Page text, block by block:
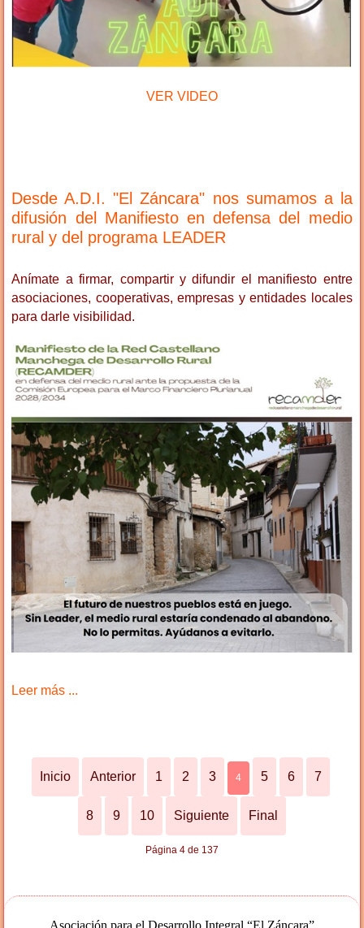
VER VIDEO
Desde A.D.I. "El Záncara" nos sumamos a la
difusión del Manifiesto en defensa del medio
rural y del programa LEADER
Anímate a firmar, compartir y difundir el manifiesto entre
asociaciones, cooperativas, empresas y entidades locales
para darle visibilidad.
Leer más ...
Inicio Anterior 1 2 3 4 5 6 7
8 9 10 Siguiente Final
Página 4 de 137
Asociación para el Desarrollo Integral “El Záncara”